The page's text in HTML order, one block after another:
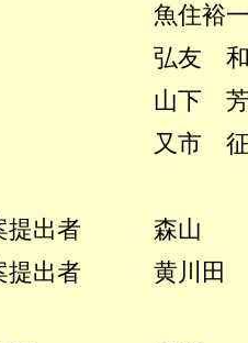
一郎
夫
生
治
者 森山
黄川田